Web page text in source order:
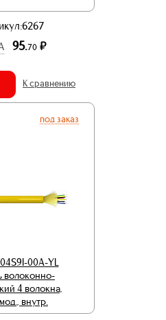
95.70 р.
К сравнению
под заказ
00A-YL
волоконно-
4 волокна,
внутр.